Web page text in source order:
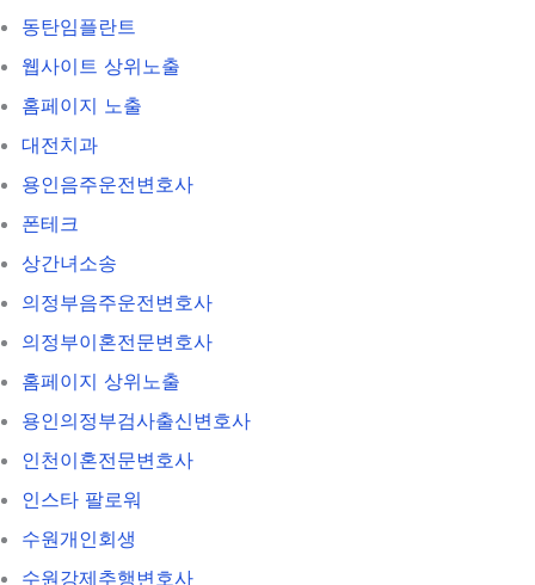
동탄임플란트
웹사이트 상위노출
홈페이지 노출
대전치과
용인음주운전변호사
폰테크
상간녀소송
의정부음주운전변호사
의정부이혼전문변호사
홈페이지 상위노출
용인의정부검사출신변호사
인천이혼전문변호사
인스타 팔로워
수원개인회생
수원강제추행변호사